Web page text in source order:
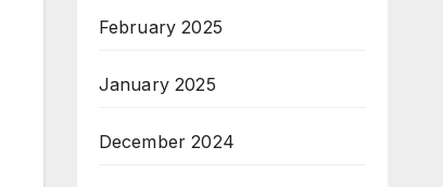
February 2025
January 2025
December 2024